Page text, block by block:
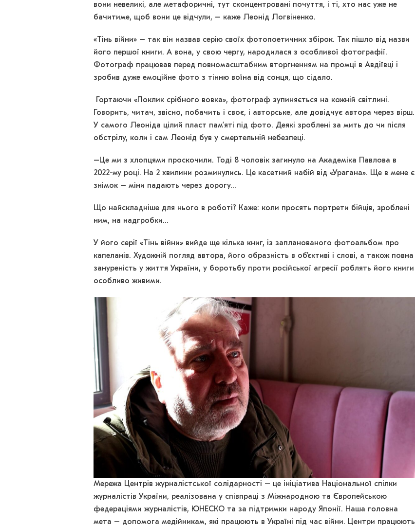
вони невеликі, але метафоричні, тут сконцентровані почуття, і ті, хто нас уже не
бачитиме, щоб вони це відчули, – каже Леонід Логвіненко.
«Тінь війни» – так він назвав серію своїх фотопоетичних збірок. Так пішло від назви
його першої книги. А вона, у свою чергу, народилася з особливої фотографії.
Фотограф працював перед повномасштабним вторгненням на промці в Авдіївці і
зробив дуже емоційне фото з тінню воїна від сонця, що сідало.
Гортаючи «Поклик срібного вовка», фотограф зупиняється на кожній світлині.
Говорить, читач, звісно, побачить і своє, і авторське, але довідчує автора через вірш.
У самого Леоніда цілий пласт пам’яті під фото. Деякі зроблені за мить до чи після
обстрілу, коли і сам Леонід був у смертельній небезпеці.
–Це ми з хлопцями проскочили. Тоді 8 чоловік загинуло на Академіка Павлова в
2022-му році. На 2 хвилини розминулись. Це касетний набій від «Урагана». Ще в мене є
знімок – міни падають через дорогу…
Що найскладніше для нього в роботі? Каже: коли просять портрети бійців, зроблені
ним, на надгробки…
У його серії «Тінь війни» вийде ще кілька книг, із запланованого фотоальбом про
капеланів. Художній погляд автора, його образність в об’єктиві і слові, а також повна
зануреність у життя України, у боротьбу проти російської агресії роблять його книги
особливо живими.
Мережа Центрів журналістської солідарності – це ініціатива Національної спілки
журналістів України, реалізована у співпраці з Міжнародною та Європейською
федераціями журналістів, ЮНЕСКО та за підтримки народу Японії. Наша головна
мета – допомога медійникам, які працюють в Україні під час війни. Центри працюють